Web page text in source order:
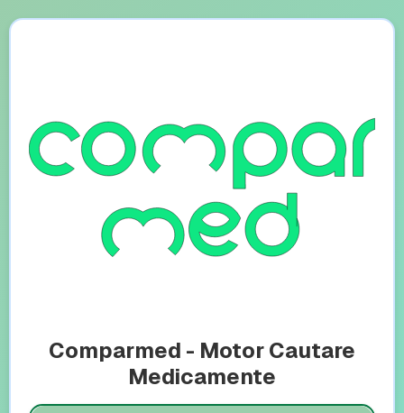
Comparmed - Motor Cautare
Medicamente